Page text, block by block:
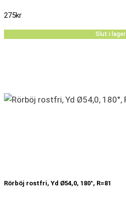
275kr
Slut i lager
Rörböj rostfri, Yd Ø54,0, 180°, R=81